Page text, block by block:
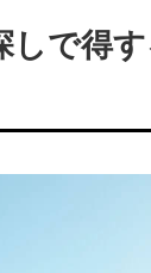
で得